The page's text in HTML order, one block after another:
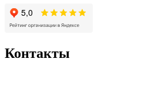
Контакты